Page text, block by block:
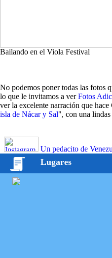
Bailando en el Viola Festival
No podemos poner todas las fotos
lo que le invitamos a verFotos
ver la excelente narración que
isla de Nácar y Sal", con una lindas
Un pedacito de
Lugares